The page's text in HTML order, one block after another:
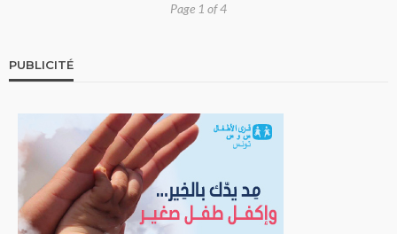
Page 1 of 4
PUBLICITÉ